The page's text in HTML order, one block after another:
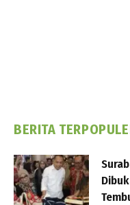
BERITA